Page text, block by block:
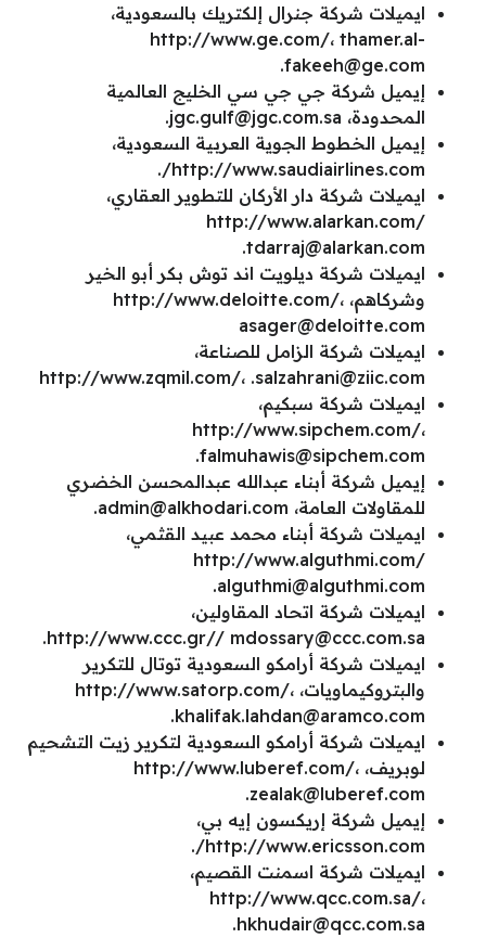
ايميلات شركة جنرال إلكتريك بالسعودية،
http://www.ge.com/، thamer.al-
fakeeh@ge.com
.
إيميل شركة جي جي سي الخليج العالمية
المحدودة، jgc.gulf@jgc.com.sa
.
إيميل الخطوط الجوية العربية السعودية،
http://www.saudiairlines.com/.
ايميلات شركة دار الأركان للتطوير العقاري،
http://www.alarkan.com/
.tdarraj@alarkan.com
ايميلات شركة ديلويت اند توش بكر أبو الخير
وشركاهم، http://www.deloitte.com/،
asager@deloitte.com
ايميلات شركة الزامل للصناعة،
http://www.zqmil.com/، .salzahrani@ziic.com
ايميلات شركة سبكيم،
http://www.sipchem.com/،
.falmuhawis@sipchem.com
إيميل شركة أبناء عبدالله عبدالمحسن الخضري
للمقاولات العامة، admin@alkhodari.com
.
ايميلات شركة أبناء محمد عبيد القثمي،
http://www.alguthmi.com/
alguthmi@alguthmi.com
.
ايميلات شركة اتحاد المقاولين،
http://www.ccc.gr// mdossary@ccc.com.sa
.
ايميلات شركة أرامكو السعودية توتال للتكرير
والبتروكيماويات، http://www.satorp.com/،
khalifak.lahdan@aramco.com
.
ايميلات شركة أرامكو السعودية لتكرير زيت التشحيم
لوبريف، http://www.luberef.com/،
zealak@luberef.com
.
إيميل شركة إريكسون إيه بي،
http://www.ericsson.com/.
ايميلات شركة اسمنت القصيم،
http://www.qcc.com.sa/،
.hkhudair@qcc.com.sa